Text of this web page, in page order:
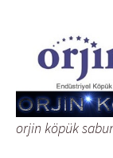
orjin köpük